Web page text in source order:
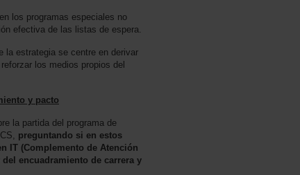
los programas especiales no
efectiva de las listas de espera.
la estrategia se centre en derivar
los medios propios del
y pacto
la partida del programa de
preguntando si en estos
IT (Complemento de Atención
encuadramiento de carrera y